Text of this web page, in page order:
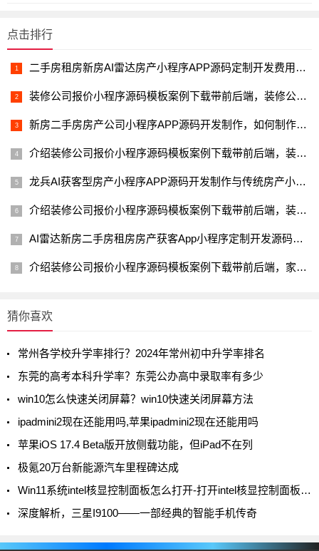
点击排行
二手房租房新房AI雷达房产小程序APP源码定制开发费用是多少？
装修公司报价小程序源码模板案例下载带前后端，装修公司客户转介
新房二手房房产公司小程序APP源码开发制作，如何制作？如何运营
介绍装修公司报价小程序源码模板案例下载带前后端，装修公司小程
龙兵AI获客型房产小程序APP源码开发制作与传统房产小程序有那些
介绍装修公司报价小程序源码模板案例下载带前后端，装修公司小程
AI雷达新房二手房租房房产获客App小程序定制开发源码有没有前景
介绍装修公司报价小程序源码模板案例下载带前后端，家装装修公司
猜你喜欢
常州各学校升学率排行？2024年常州初中升学率排名
东莞的高考本科升学率？东莞公办高中录取率有多少
win10怎么快速关闭屏幕？win10快速关闭屏幕方法
ipadmini2现在还能用吗,苹果ipadmini2现在还能用吗
苹果iOS 17.4 Beta版开放侧载功能，但iPad不在列
极氪20万台新能源汽车里程碑达成
Win11系统intel核显控制面板怎么打开-打开intel核显控制面板的方法
深度解析，三星I9100——一部经典的智能手机传奇